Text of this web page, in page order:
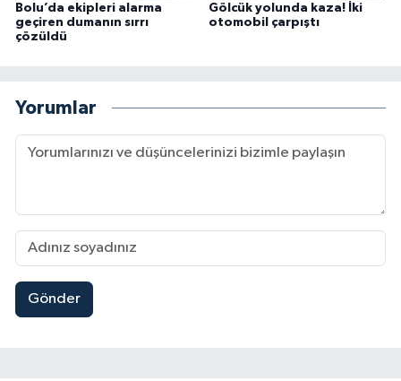
Bolu’da ekipleri alarma
geçiren dumanın sırrı
çözüldü
Gölcük yolunda kaza! İki
otomobil çarpıştı
Yorumlar
Gönder